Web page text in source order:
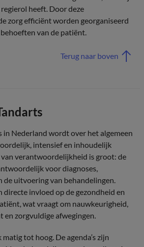
heeft. Door deze
zorg efficiënt worden georganiseerd
van de patiënt.
Terug naar boven
in Nederland wordt over het algemeen
intensief en inhoudelijk
verantwoordelijkheid is groot: de
voor diagnoses,
de uitvoering van behandelingen.
directe invloed op de gezondheid en
wat vraagt om nauwkeurigheid,
en zorgvuldige afwegingen.
tot hoog. De agenda’s zijn